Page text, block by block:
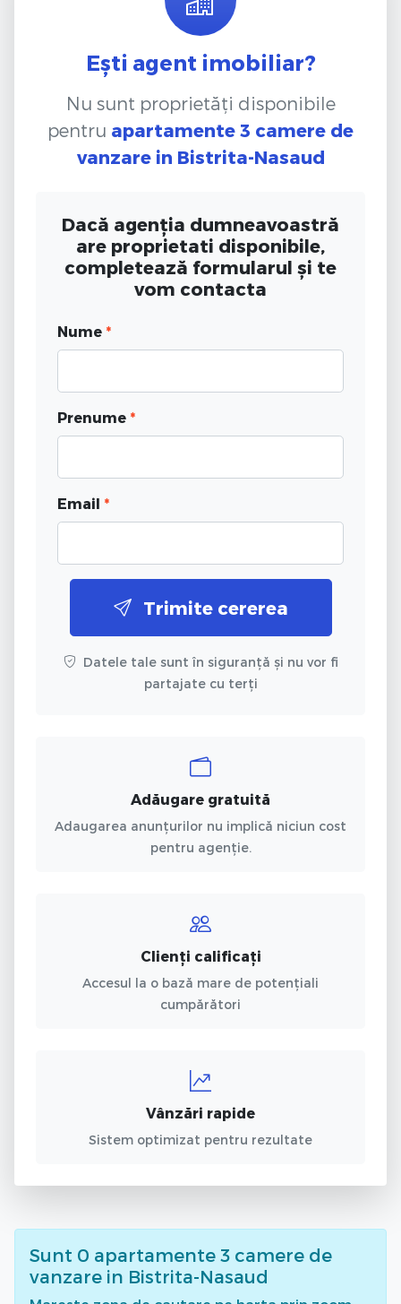
Ești agent imobiliar?
Nu sunt proprietăți disponibile
pentru apartamente 3 camere de
vanzare in Bistrita-Nasaud
Dacă agenția dumneavoastră
are proprietati disponibile,
completează formularul și te
vom contacta
Nume *
Prenume *
Email *
Trimite cererea
Datele tale sunt în siguranță și nu vor fi
partajate cu terți
Adăugare gratuită
Adaugarea anunțurilor nu implică niciun cost
pentru agenție.
Clienți calificați
Accesul la o bază mare de potențiali
cumpărători
Vânzări rapide
Sistem optimizat pentru rezultate
Sunt 0 apartamente 3 camere de
vanzare in Bistrita-Nasaud